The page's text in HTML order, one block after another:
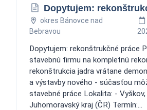
Dopytujem:
okres Bánovce nad
Bebravou
Dopytujem: rekonštrukčné práce
stavebnú firmu na kompletnú
rekonštrukcia jadra vrátane
a výstavby nového - súčasťou
stavebné práce Lokalita: -
Juhomoravský kraj (ČR) Termín:...